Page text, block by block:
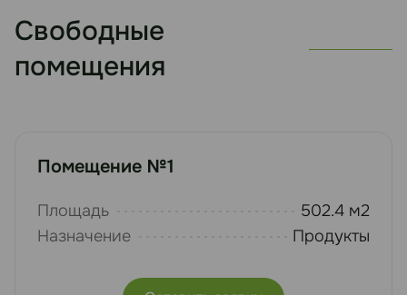
Свободные
помещения
Помещение №1
Площадь
502.4 м2
Назначение
Продукты